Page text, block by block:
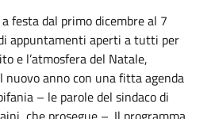
festa dal primo dicembre al 7
appuntamenti aperti a tutti per
e l’atmosfera del Natale,
nuovo anno con una fitta agenda
– le parole del sindaco di